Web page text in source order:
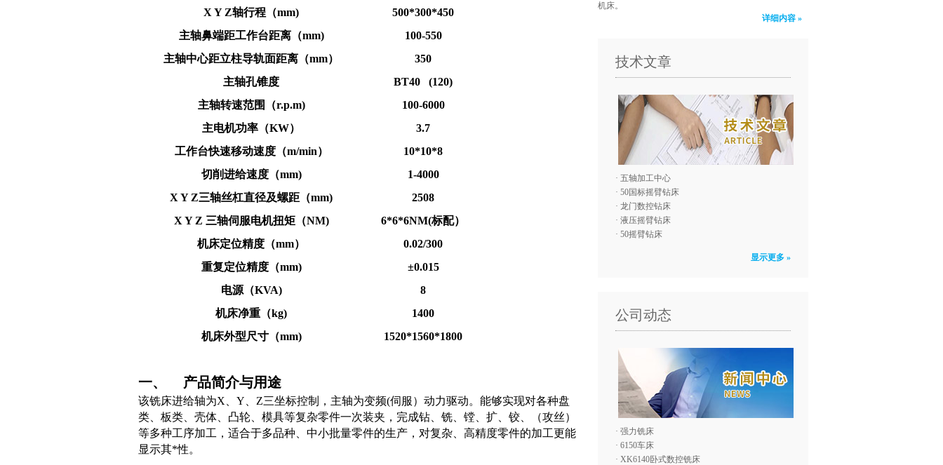
X Y Z轴行程（mm)
500*300*450
主轴鼻端距工作台距离（mm)
100-550
主轴中心距立柱导轨面距离（mm）
350
主轴孔锥度
BT40 (120)
主轴转速范围（r.p.m)
100-6000
主电机功率（KW）
3.7
工作台快速移动速度（m/min）
10*10*8
切削进给速度（mm)
1-4000
X Y Z三轴丝杠直径及螺距（mm)
2508
X Y Z 三轴伺服电机扭矩（NM)
6*6*6NM(标配）
机床定位精度（mm）
0.02/300
重复定位精度（mm)
±0.015
电源（KVA)
8
机床净重（kg)
1400
机床外型尺寸（mm)
1520*1560*1800
一、 产品简介与用途
该铣床进给轴为X、Y、Z三坐标控制，主轴为变频(伺服） 动力驱动。能够实现对各种盘
类、板类、壳体、凸轮、模具等复杂零件一次装夹，完成钻、铣、镗、扩、铰、
（攻丝）
等多种工序加工，适合于多品种、中小批量零件的生产，对复杂、高精度零件的加工更能
显示其*性。
机床。
详细内容 »
技术文章
· 五轴加工中心
· 50国标摇臂钻床
· 龙门数控钻床
· 液压摇臂钻床
· 50摇臂钻床
显示更多 »
公司动态
· 强力铣床
· 6150车床
· XK6140卧式数控铣床